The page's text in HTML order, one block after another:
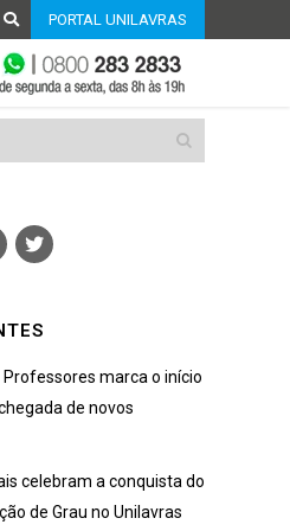
PORTAL UNILAVRAS
Professores marca o início
de novos
celebram a conquista do
de Grau no Unilavras